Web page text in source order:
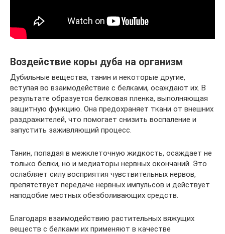
Воздействие коры дуба на организм
Дубильные вещества, танин и некоторые другие,
вступая во взаимодействие с белками, осаждают их. В
результате образуется белковая пленка, выполняющая
защитную функцию. Она предохраняет ткани от внешних
раздражителей, что помогает снизить воспаление и
запустить заживляющий процесс.
Танин, попадая в межклеточную жидкость, осаждает не
только белки, но и медиаторы нервных окончаний. Это
ослабляет силу восприятия чувствительных нервов,
препятствует передаче нервных импульсов и действует
наподобие местных обезболивающих средств.
Благодаря взаимодействию растительных вяжущих
веществ с белками их применяют в качестве